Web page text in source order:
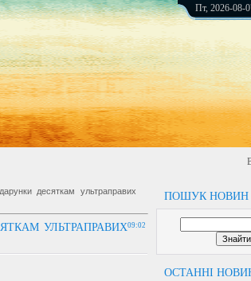
Пт, 2026-08-
ПОШУК НОВИН
ОСТАННІ
десяткам ультраправих
09:02
УЛЬТРАПРАВИХ